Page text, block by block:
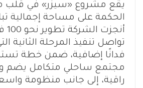
يقع مشروع «سيزر» في
فدانًا إضافية، ضمن خطة
مجتمع ساحلي متكامل يضم
راقية، إلى جانب منظومة